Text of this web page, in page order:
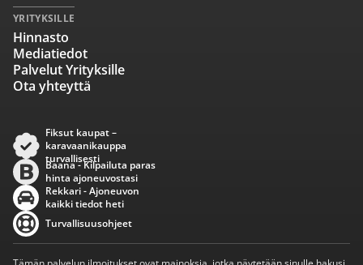
YRITYKSILLE
Hinnasto
Mediatiedot
Palvelut Yrityksille
Ota yhteyttä
Fiksut kaupat –
karavaanikauppa
turvallisesti
Baana - Kilpailuta paras
hinta ajoneuvostasi
Rekkari - Ajoneuvon
kaikki tiedot heti
Turvallisuusohjeet